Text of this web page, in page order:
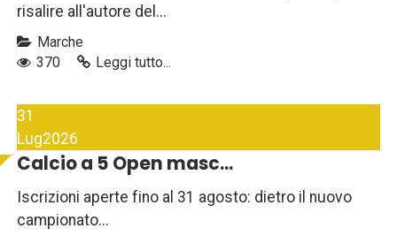
risalire all'autore del...
Marche
370
Leggi tutto...
31
Lug2026
Calcio a 5 Open masc...
Iscrizioni aperte fino al 31 agosto: dietro il nuovo
campionato...